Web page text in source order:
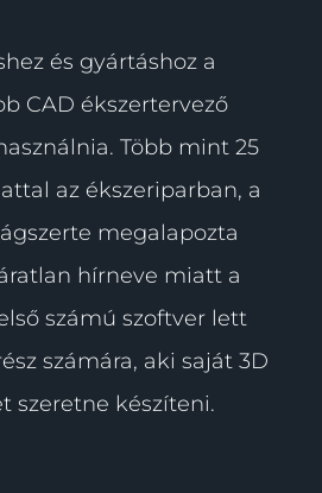
és gyártáshoz a
CAD ékszertervező
Több mint 25
az ékszeriparban, a
megalapozta
hírneve miatt a
számú szoftver lett
számára, aki saját 3D
szeretne készíteni.